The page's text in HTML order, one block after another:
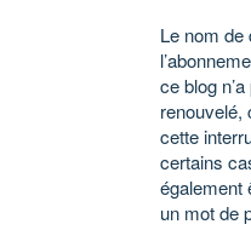
Le nom de
ce blog
renouvelé,
cette
certains
également
un mot de